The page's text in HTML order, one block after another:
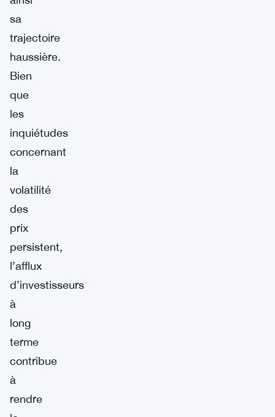
sa
trajectoire
haussière.
Bien
que
les
inquiétudes
concernant
la
volatilité
des
prix
persistent,
l’afflux
d’investisseurs
à
long
terme
contribue
à
rendre